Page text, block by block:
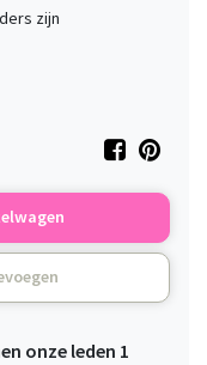
zijn
onze leden 1